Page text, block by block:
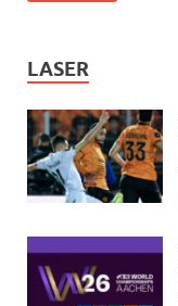
LASER